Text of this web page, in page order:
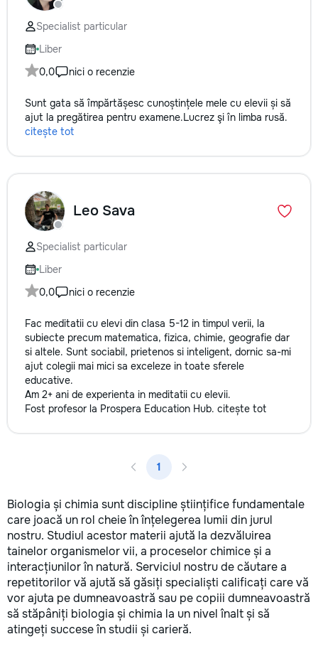
Specialist particular
Liber
0,0
nici o recenzie
Sunt gata să împărtășesc cunoștințele mele cu elevii și să
ajut la pregătirea pentru examene.Lucrez şi în limba rusă.
citește tot
Leo Sava
Specialist particular
Liber
0,0
nici o recenzie
Fac meditatii cu elevi din clasa 5-12 in timpul verii, la
subiecte precum matematica, fizica, chimie, geografie dar
si altele. Sunt sociabil, prietenos si inteligent, dornic sa-mi
ajut colegii mai mici sa exceleze in toate sferele
educative.
Am 2+ ani de experienta in meditatii cu elevii.
Fost profesor la Prospera Education Hub. citește tot
1
Biologia și chimia sunt discipline științifice fundamentale
care joacă un rol cheie în înțelegerea lumii din jurul
nostru. Studiul acestor materii ajută la dezvăluirea
tainelor organismelor vii, a proceselor chimice și a
interacțiunilor în natură. Serviciul nostru de căutare a
repetitorilor vă ajută să găsiți specialiști calificați care vă
vor ajuta pe dumneavoastră sau pe copiii dumneavoastră
să stăpâniți biologia și chimia la un nivel înalt și să
atingeți succese în studii și carieră.